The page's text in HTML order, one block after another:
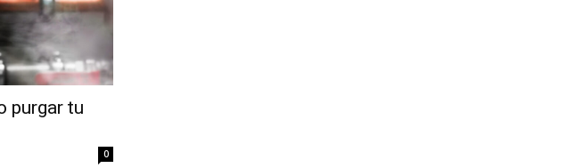
purgar tu
0